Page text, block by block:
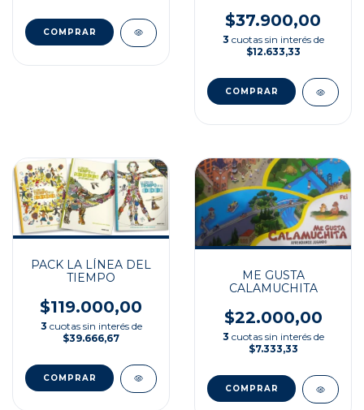
$37.900,00
3 cuotas sin interés de
$12.633,33
PACK LA LÍNEA DEL
TIEMPO
$119.000,00
3 cuotas sin interés de
$39.666,67
ME GUSTA
CALAMUCHITA
$22.000,00
3 cuotas sin interés de
$7.333,33